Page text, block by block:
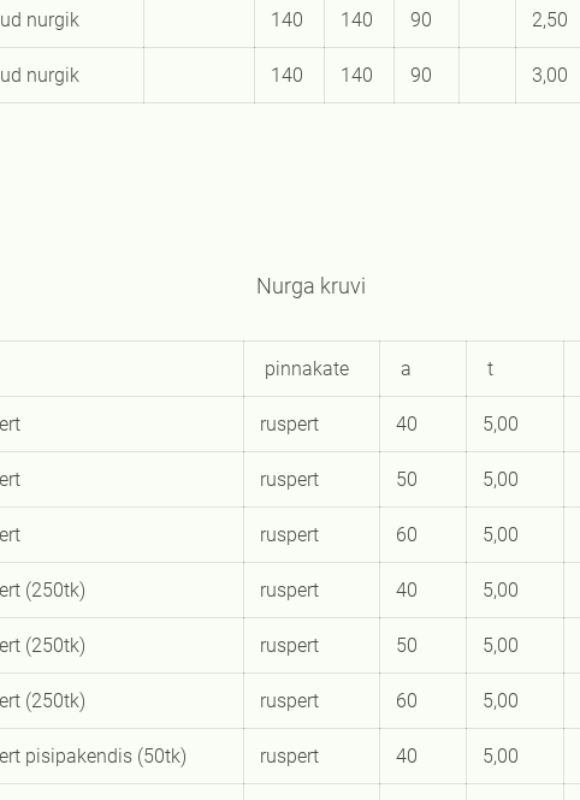
nurgik 140 140 90 2,50
nurgik 140 140 90 3,00
kruvi
pinnakate a t
ruspert 40 5,00
ruspert 50 5,00
ruspert 60 5,00
(250tk) ruspert 40 5,00
(250tk) ruspert 50 5,00
(250tk) ruspert 60 5,00
pisipakendis (50tk) ruspert 40 5,00